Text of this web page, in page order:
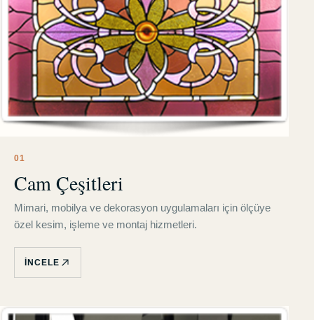
01
Cam Çeşitleri
Mimari, mobilya ve dekorasyon uygulamaları için ölçüye
özel kesim, işleme ve montaj hizmetleri.
İNCELE